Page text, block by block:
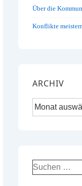
Über die
Konflikte
ARCHIV
Archiv
Suchen
nach: